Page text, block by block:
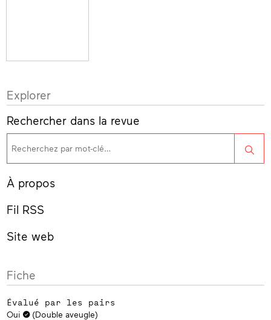
Explorer
Rechercher dans la revue
À propos
Fil RSS
Site web
Fiche
Évalué par les pairs
Oui (Double aveugle)